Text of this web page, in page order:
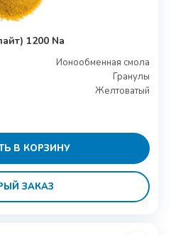
1200 Na
Ионообменная смола
Гранулы
Желтоватый
В КОРЗИНУ
ЗАКАЗ